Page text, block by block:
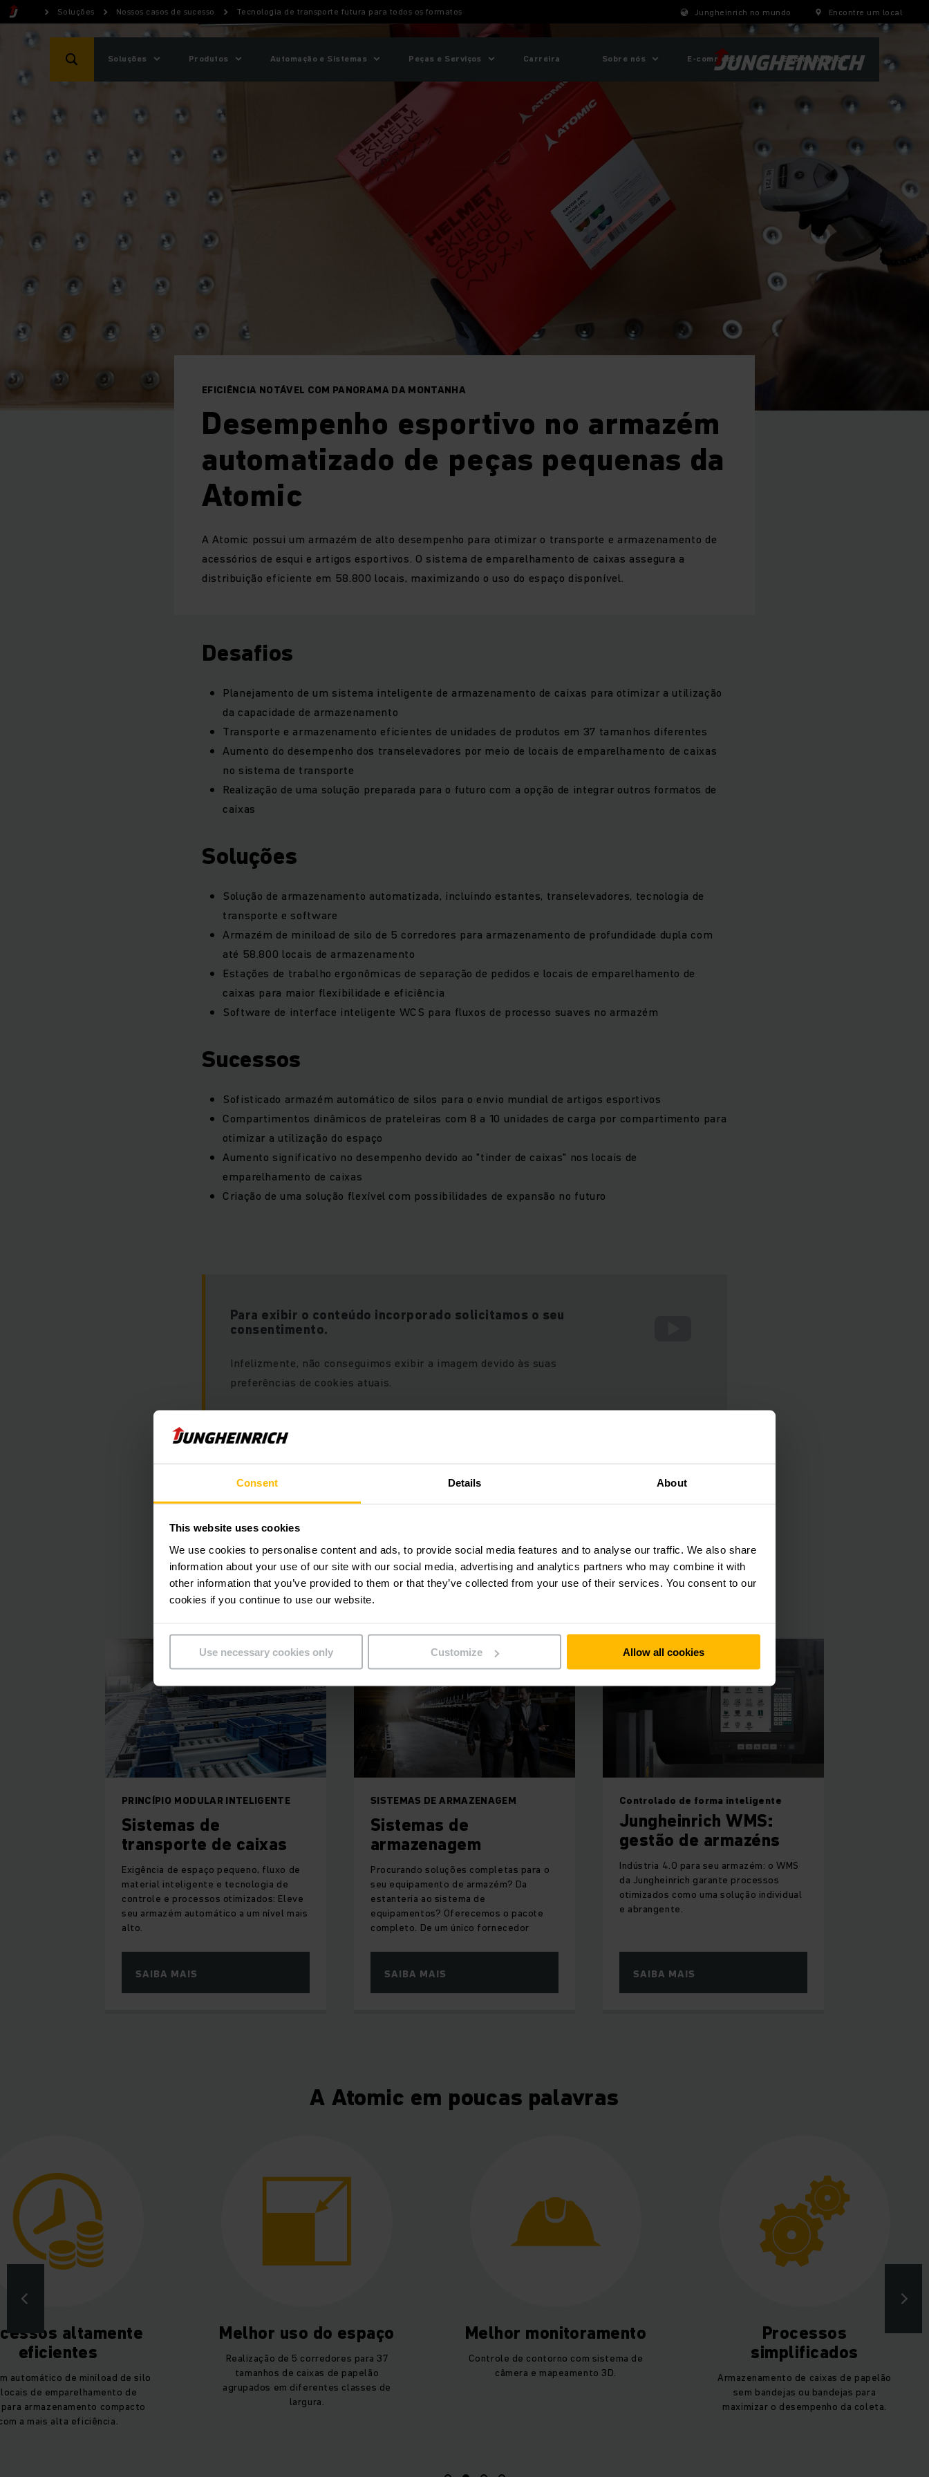
Consent Details About
This website uses cookies
We use cookies to personalise content and ads, to provide social media features and to analyse our traffic. We also share
information about your use of our site with our social media, advertising and analytics partners who may combine it with
other information that you’ve provided to them or that they’ve collected from your use of their services. You consent to our
cookies if you continue to use our website.
Use necessary cookies only Customize Allow all cookies
Soluções Nossos casos de sucesso Tecnologia de transporte futura para todos os formatos Jungheinrich no mundo Encontre um local
Soluções Produtos Automação e Sistemas Peças e Serviços Carreira Sobre nós E-commerce ESG na prática
EFICIÊNCIA NOTÁVEL COM PANORAMA DA MONTANHA
Desempenho esportivo no armazém
automatizado de peças pequenas da
Atomic
A Atomic possui um armazém de alto desempenho para otimizar o transporte e armazenamento de
acessórios de esqui e artigos esportivos. O sistema de emparelhamento de caixas assegura a
distribuição eficiente em 58.800 locais, maximizando o uso do espaço disponível.
Desafios
Planejamento de um sistema inteligente de armazenamento de caixas para otimizar a utilização
da capacidade de armazenamento
Transporte e armazenamento eficientes de unidades de produtos em 37 tamanhos diferentes
Aumento do desempenho dos transelevadores por meio de locais de emparelhamento de caixas
no sistema de transporte
Realização de uma solução preparada para o futuro com a opção de integrar outros formatos de
caixas
Soluções
Solução de armazenamento automatizada, incluindo estantes, transelevadores, tecnologia de
transporte e software
Armazém de miniload de silo de 5 corredores para armazenamento de profundidade dupla com
até 58.800 locais de armazenamento
Estações de trabalho ergonômicas de separação de pedidos e locais de emparelhamento de
caixas para maior flexibilidade e eficiência
Software de interface inteligente WCS para fluxos de processo suaves no armazém
Sucessos
Sofisticado armazém automático de silos para o envio mundial de artigos esportivos
Compartimentos dinâmicos de prateleiras com 8 a 10 unidades de carga por compartimento para
otimizar a utilização do espaço
Aumento significativo no desempenho devido ao "tinder de caixas" nos locais de
emparelhamento de caixas
Criação de uma solução flexível com possibilidades de expansão no futuro
Para exibir o conteúdo incorporado solicitamos o seu
consentimento.
Infelizmente, não conseguimos exibir a imagem devido às suas
preferências de cookies atuais.
Para acessar esse conteúdo, por favor, aceite
os cookies "marketing“.
PRINCÍPIO MODULAR INTELIGENTE
Sistemas de
transporte de caixas
Exigência de espaço pequeno, fluxo de
material inteligente e tecnologia de
controle e processos otimizados: Eleve
seu armazém automático a um nível mais
alto.
SAIBA MAIS
SISTEMAS DE ARMAZENAGEM
Sistemas de
armazenagem
Procurando soluções completas para o
seu equipamento de armazém? Da
estanteria ao sistema de
equipamentos? Oferecemos o pacote
completo. De um único fornecedor
SAIBA MAIS
Controlado de forma inteligente
Jungheinrich WMS:
gestão de armazéns
Indústria 4.0 para seu armazém: o WMS
da Jungheinrich garante processos
otimizados como uma solução individual
e abrangente.
SAIBA MAIS
A Atomic em poucas palavras
altamente
eficientes
automático de miniload de silo
de emparelhamento de
armazenamento compacto
a mais alta eficiência.
Melhor uso do espaço
Realização de 5 corredores para 37
tamanhos de caixas de papelão
agrupados em diferentes classes de
largura.
Melhor monitoramento
Controle de contorno com sistema de
câmera e mapeamento 3D.
Processos
simplificados
Armazenamento de caixas de papelão
sem bandejas ou bandejas para
maximizar o desempenho da coleta.